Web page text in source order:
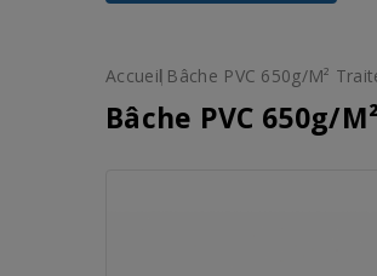
Accueil Bâche PVC 650g/m²
Bâche PVC 650g/